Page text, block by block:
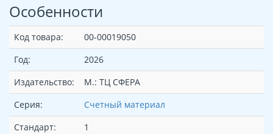
Особенности
Код товара:
00-00019050
Год:
2026
Издательство:
М.: ТЦ СФЕРА
Серия:
Счетный материал
Стандарт:
1